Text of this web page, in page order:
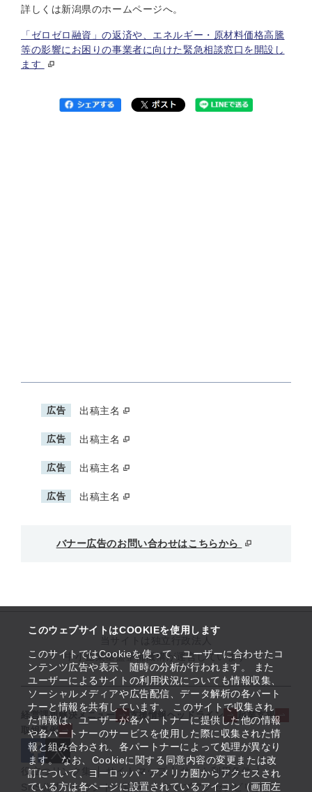
このウェブサイトはCOOKIEを使用します
このサイトではCookieを使って、ユーザーに合わせたコ
ンテンツ広告や表示、随時の分析が行われます。 また
ユーザーによるサイトの利用状況についても情報収集、
ソーシャルメディアや広告配信、データ解析の各パート
ナーと情報を共有しています。 このサイトで収集され
た情報は、ユーザーが各パートナーに提供した他の情報
や各パートナーのサービスを使用した際に収集された情
報と組み合わされ、各パートナーによって処理が異なり
ます。 なお、Cookieに関する同意内容の変更または改
訂について、ヨーロッパ・アメリカ圏からアクセスされ
ている方は各ページに設置されているアイコン（画面左
詳しくは新潟県のホームページへ。
「ゼロゼロ融資」の返済や、エネルギー・原材料価格高騰
等の影響にお困りの事業者に向けた緊急相談窓口を開設し
ます
広告 出稿主名
広告 出稿主名
広告 出稿主名
広告 出稿主名
バナー広告のお問い合わせはこちらから
中小企業基盤整備機構が運営しています
経営課題解決メニュー 支援情報ヘッドライン
起業支援
取組事例
役立つリンク集 サイトマップ
サイト利用条件
SNS公式アカウント一覧
ウェブアクセシビリティ